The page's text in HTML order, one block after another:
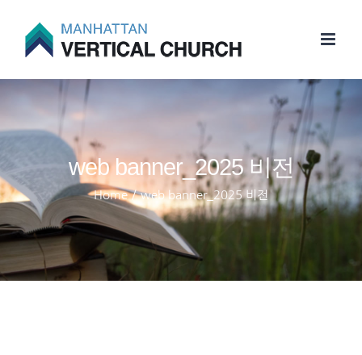
web banner_2025 비전
Home / web banner_2025 비전